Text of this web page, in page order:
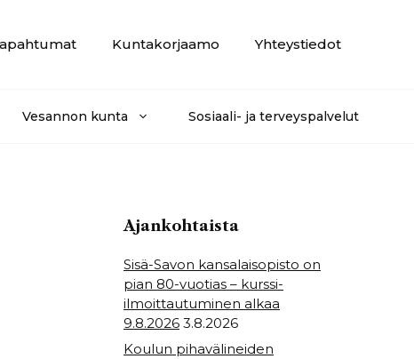
Kuntakorjaamo Yhteystiedot
Vesannon kunta Sosiaali- ja terveyspalvelut
Ajankohtaista
Sisä-Savon kansalaisopisto on
pian 80-vuotias – kurssi-
ilmoittautuminen alkaa
9.8.2026 3.8.2026
Koulun pihavälineiden